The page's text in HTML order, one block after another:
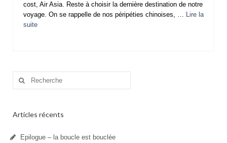
cost, Air Asia. Reste à choisir la dernière destination de notre
voyage. On se rappelle de nos péripéties chinoises, … Lire la
suite­­
Rechercher
Articles récents
Epilogue – la boucle est bouclée